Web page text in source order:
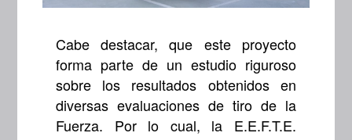
Cabe destacar, que este proyecto
forma parte de un estudio riguroso
sobre los resultados obtenidos en
diversas evaluaciones de tiro de la
Fuerza. Por lo cual, la E.E.F.T.E.